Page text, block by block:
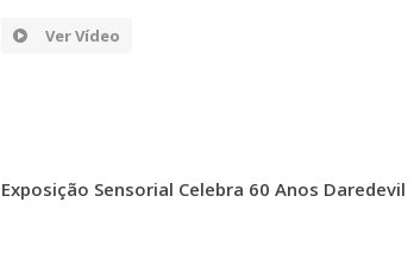
Ver Vídeo
Exposição Sensorial Celebra 60 Anos Daredevil